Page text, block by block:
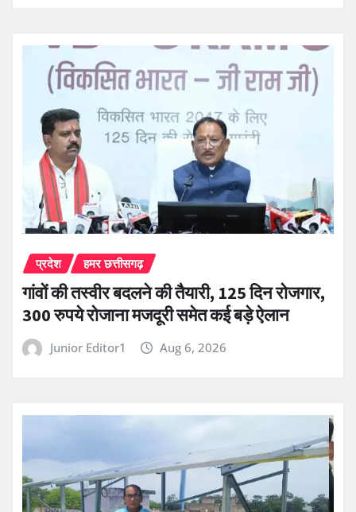
प्रदेश हमर छत्तीसगढ़
गांवों की तस्वीर बदलने की तैयारी, 125 दिन रोजगार,
300 रुपये रोजाना मजदूरी समेत कई बड़े ऐलान
Junior Editor1 Aug 6, 2026